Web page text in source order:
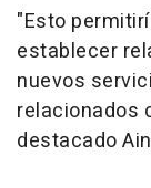
"Esto
establecer
nuevos
relacionados
destacado